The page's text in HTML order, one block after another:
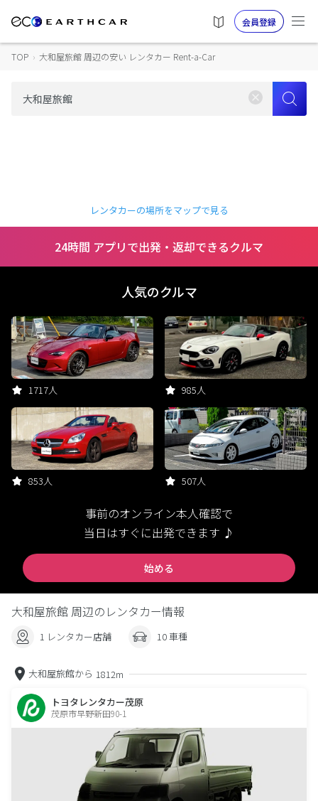
会員登録
TOP › 大和屋旅館 周辺の安い レンタカー Rent-a-Car
レンタカーの場所をマップで見る
24時間 アプリで出発・返却できるクルマ
人気のクルマ
1717人 985人
853人 507人
事前のオンライン本人確認で
当日はすぐに出発できます ♪
始める
大和屋旅館 周辺のレンタカー情報
1 レンタカー店舗 10 車種
大和屋旅館から 1812m
トヨタレンタカー茂原
茂原市早野新田90-1